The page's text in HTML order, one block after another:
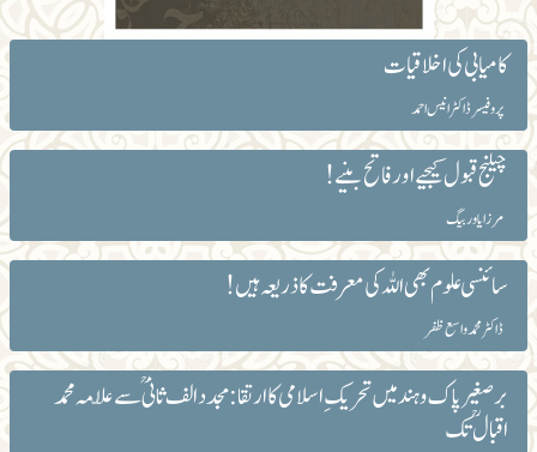
کامیابی کی اخلاقیات
پروفیسر ڈاکٹر انیس احمد
چیلنج قبول کیجیے اور فاتح بنیے!
مرزا یاور بیگ
سائنسی علوم بھی اللہ کی معرفت کا ذریعہ ہیں !
ڈاکٹر محمد واسع ظفر
برصغیر پاک و ہند میں تحریک ِ اسلامی کا ارتقا: مجدد الف ثانی ؒسے علّامہ محمد
اقبالؒ تک